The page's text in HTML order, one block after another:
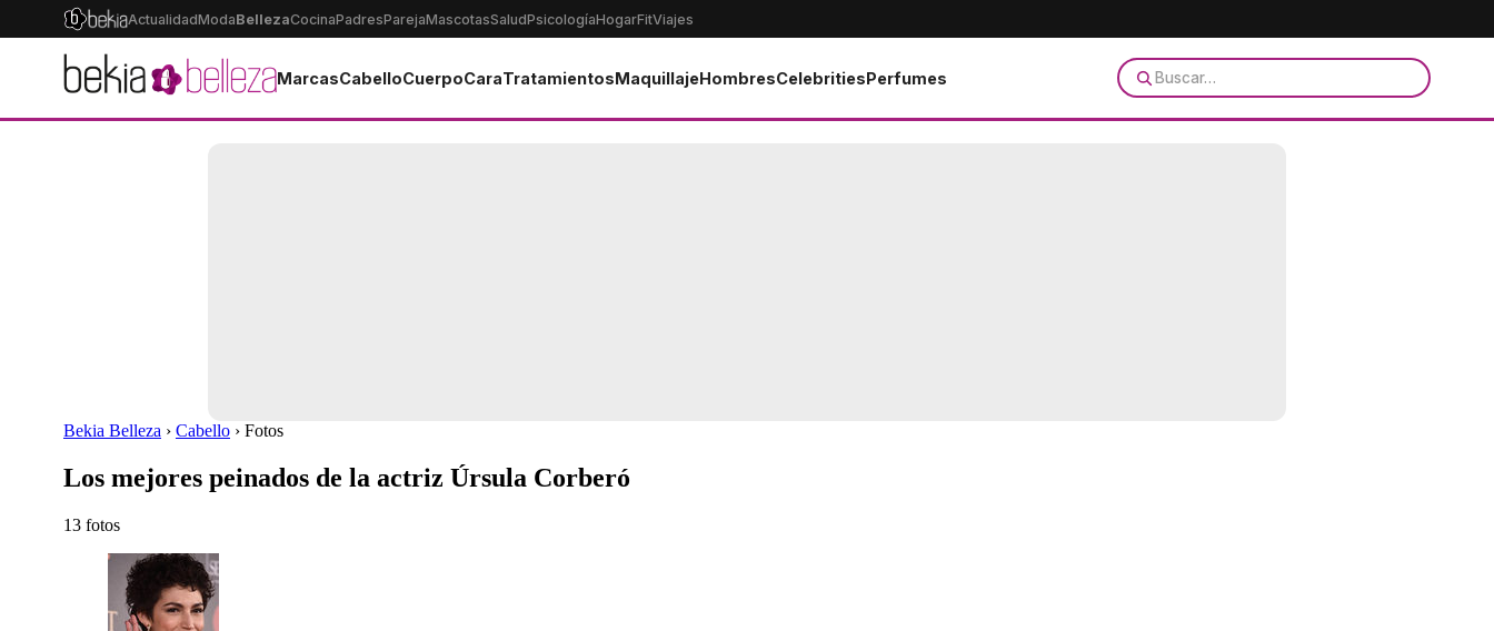
ActualidadModaBellezaCocinaPadresParejaMascotasSaludPsicologíaHogarFitViajes
MarcasCabelloCuerpoCaraTratamientosMaquillajeHombresCelebritiesPerfumes
Bekia Belleza › Cabello › Fotos
Los mejores peinados de la actriz Úrsula Corberó
13 fotos